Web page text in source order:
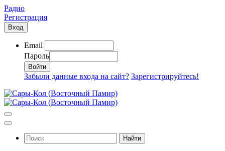
Радио
Регистрация
Вход
Email
Пароль
Забыли данные входа на сайт? Зарегистрируйтесь!
Найти